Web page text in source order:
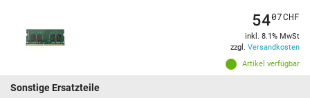
Artikel verfügbar
5407CHF
inkl. 8.1% MwSt
zzgl. Versandkosten
Sonstige Ersatzteile